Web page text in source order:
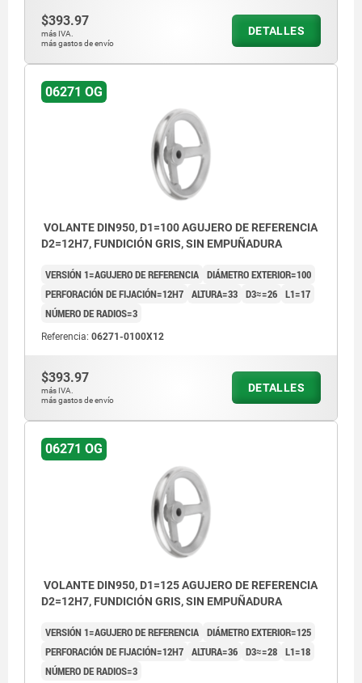
$393.97
más IVA.
más gastos de envío
DETALLES
06271 OG
VOLANTE DIN950, D1=100 AGUJERO DE REFERENCIA
D2=12H7, FUNDICIÓN GRIS, SIN EMPUÑADURA
VERSIÓN 1=AGUJERO DE REFERENCIA DIÁMETRO EXTERIOR=100
PERFORACIÓN DE FIJACIÓN=12H7 ALTURA=33 D3≈=26 L1=17
NÚMERO DE RADIOS=3
Referencia: 06271-0100X12
$393.97
más IVA.
más gastos de envío
DETALLES
06271 OG
VOLANTE DIN950, D1=125 AGUJERO DE REFERENCIA
D2=12H7, FUNDICIÓN GRIS, SIN EMPUÑADURA
VERSIÓN 1=AGUJERO DE REFERENCIA DIÁMETRO EXTERIOR=125
PERFORACIÓN DE FIJACIÓN=12H7 ALTURA=36 D3≈=28 L1=18
NÚMERO DE RADIOS=3